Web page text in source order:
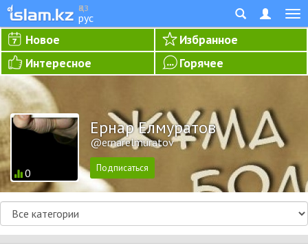
қаз
рус
Новое
Избранное
Интересное
Горячее
0
Ернар Елмуратов
@ernarelmuratov